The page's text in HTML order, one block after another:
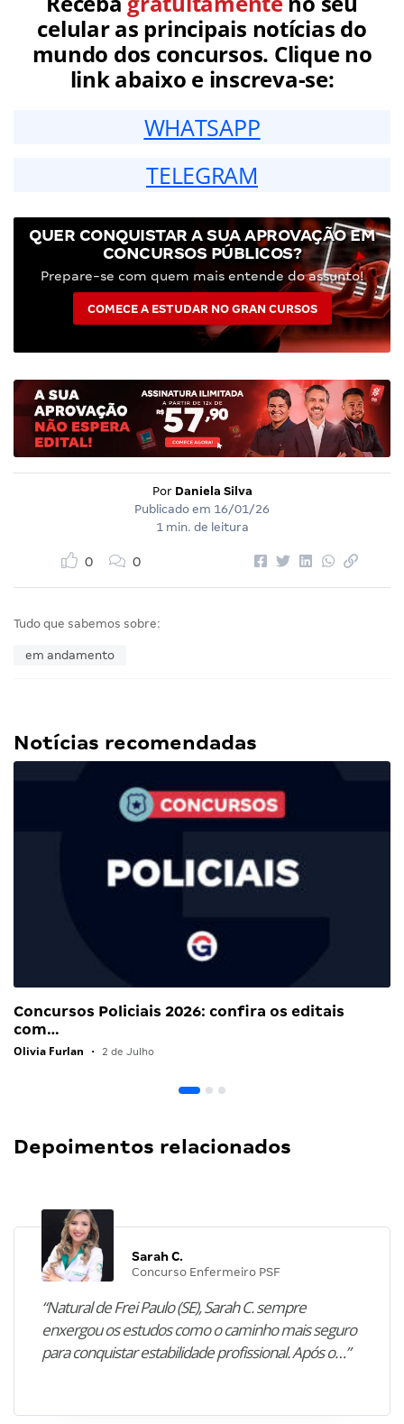
celular as principais notícias do
mundo dos concursos. Clique no
link abaixo e inscreva-se:
WHATSAPP
TELEGRAM
QUER CONQUISTAR A SUA APROVAÇÃO EM
CONCURSOS PÚBLICOS?
Prepare-se com quem mais entende do assunto!
COMECE A ESTUDAR NO GRAN CURSOS
Por Daniela Silva
Publicado em 16/01/26
1 min. de leitura
0 0
Tudo que sabemos sobre:
em andamento
Notícias recomendadas
Concursos Policiais 2026: confira os editais
com…
Olivia Furlan • 2 de Julho
Depoimentos relacionados
Sarah C.
Concurso Enfermeiro PSF
“Natural de Frei Paulo (SE), Sarah C. sempre
enxergou os estudos como o caminho mais seguro
para conquistar estabilidade profissional. Após o…”